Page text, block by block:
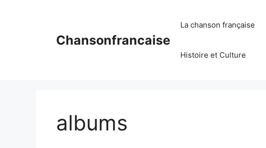
Chansonfrancaise
La chanson française
Histoire et Culture
albums